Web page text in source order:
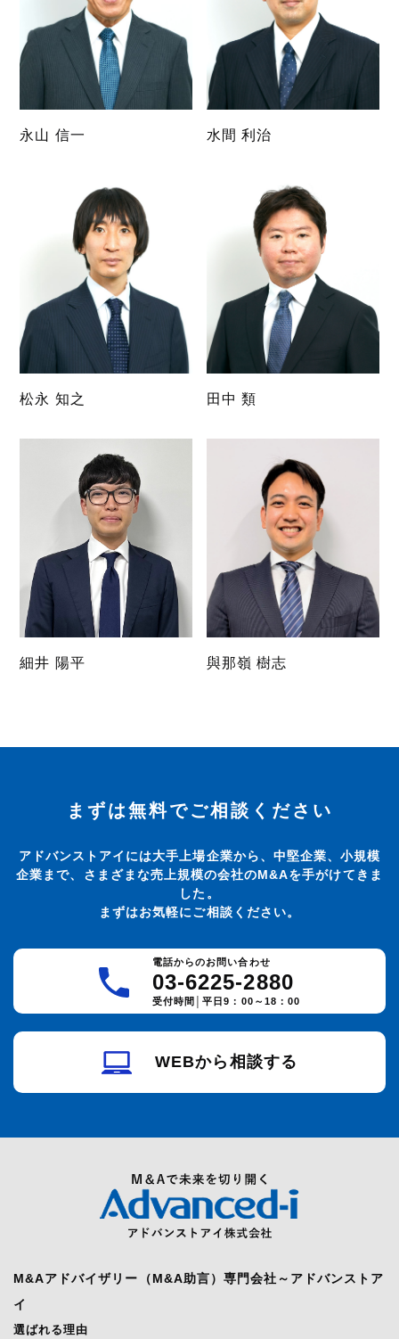
永山 信一 水間 利治
松永 知之 田中 類
細井 陽平 與那嶺 樹志
まずは無料でご相談ください
アドバンストアイには大手上場企業から、中堅企業、小規模
企業まで、さまざまな売上規模の会社のM&Aを手がけてきま
した。
まずはお気軽にご相談ください。
電話からのお問い合わせ
03-6225-2880
受付時間│平日9：00～18：00
WEBから相談する
M&Aアドバイザリー（M&A助言）専門会社～アドバンストア
イ
選ばれる理由